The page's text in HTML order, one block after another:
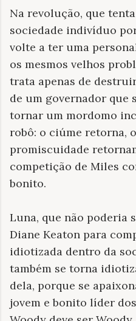
Na revolução, que
sociedade indivíduo
volte a ter uma
os mesmos velhos
trata apenas de
de um governador que
tornar um mordomo
robô: o ciúme retorna,
promiscuidade
competição de Miles
bonito.
Luna, que não poderia
Diane Keaton para
idiotizada dentro da
também se torna
dela, porque se
jovem e bonito líder